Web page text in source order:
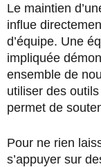
Le maintien
influe
d’équipe. Une
impliquée
ensemble de
utiliser des
permet de
Pour ne rien
s’appuyer sur